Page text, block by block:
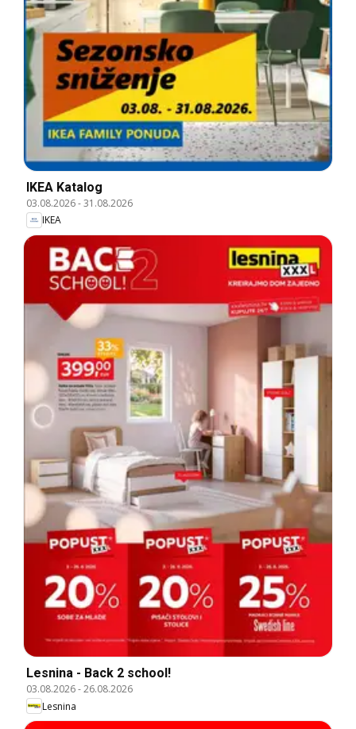
IKEA Katalog
03.08.2026-31.08.2026
IKEA
Lesnina - Back 2 school!
03.08.2026-26.08.2026
Lesnina